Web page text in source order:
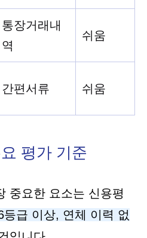
통장거래내
역
쉬움
간편서류 쉬움
평가 기준
중요한 요소는 신용평
등급 이상, 연체 이력 없